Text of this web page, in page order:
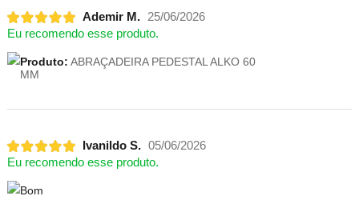
Ademir M. 25/06/2026
Eu recomendo esse produto.
Produto: ABRAÇADEIRA PEDESTAL ALKO 60
MM
Ivanildo S. 05/06/2026
Eu recomendo esse produto.
Bom